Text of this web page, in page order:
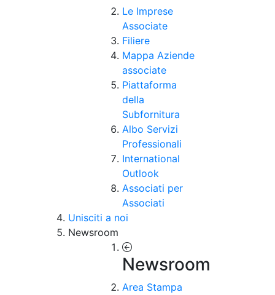
Le Imprese
Associate
Filiere
Mappa Aziende
associate
Piattaforma
della
Subfornitura
Albo Servizi
Professionali
International
Outlook
Associati per
Associati
Unisciti a noi
Newsroom
Newsroom
Area Stampa